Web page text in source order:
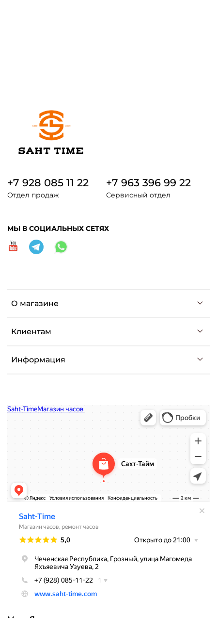
О магазине
Клиентам
Информация
+7 928 085 11 22
Отдел продаж
+7 963 396 99 22
Сервисный отдел
МЫ В СОЦИАЛЬНЫХ СЕТЯХ